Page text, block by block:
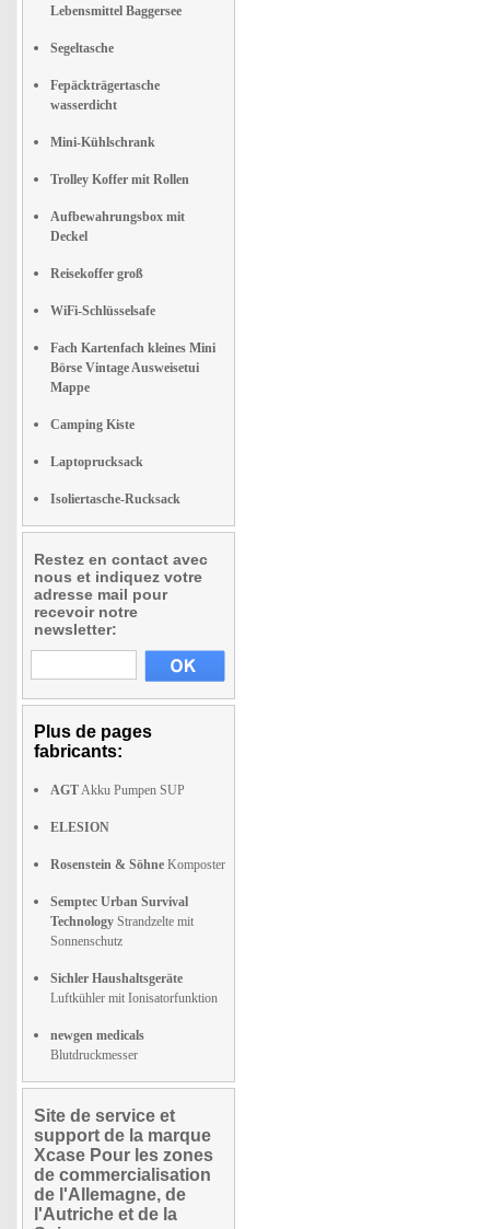
Lebensmittel Baggersee
Segeltasche
Fepäckträgertasche
wasserdicht
Mini-Kühlschrank
Trolley Koffer mit Rollen
Aufbewahrungsbox mit
Deckel
Reisekoffer groß
WiFi-Schlüsselsafe
Fach Kartenfach kleines Mini
Börse Vintage Ausweisetui
Mappe
Camping Kiste
Laptoprucksack
Isoliertasche-Rucksack
Restez en contact avec
nous et indiquez votre
adresse mail pour
recevoir notre
newsletter:
Plus de pages
fabricants:
AGTAkku Pumpen SUP
ELESION
Rosenstein & Söhne Komposter
Semptec Urban Survival
Technology Strandzelte mit
Sonnenschutz
Sichler Haushaltsgeräte
Luftkühler mit Ionisatorfunktion
newgen medicals
Blutdruckmesser
Site de service et
support de la marque
Xcase Pour les zones
de commercialisation
de l'Allemagne, de
l'Autriche et de la